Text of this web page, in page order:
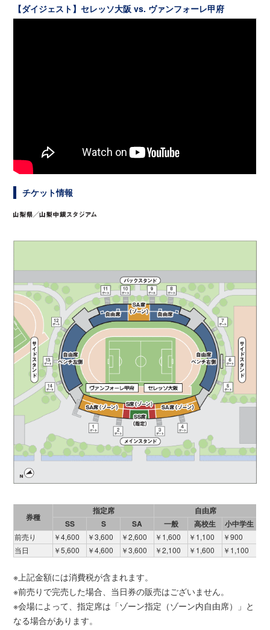
【ダイジェスト】セレッソ大阪 vs. ヴァンフォーレ甲府
チケット情報
券種
指定席
自由席
SS
S SA 一般 高校生 小中学生
前売り ￥4,600 ￥3,600 ￥2,600 ￥1,600 ￥1,100
￥900
当日
￥5,600 ￥4,600 ￥3,600 ￥2,100 ￥1,600 ￥1,100
※上記金額には消費税が含まれます。
※前売りで完売した場合、当日券の販売はございません。
※会場によって、指定席は「ゾーン指定（ゾーン内自由席）」と
なる場合があります。